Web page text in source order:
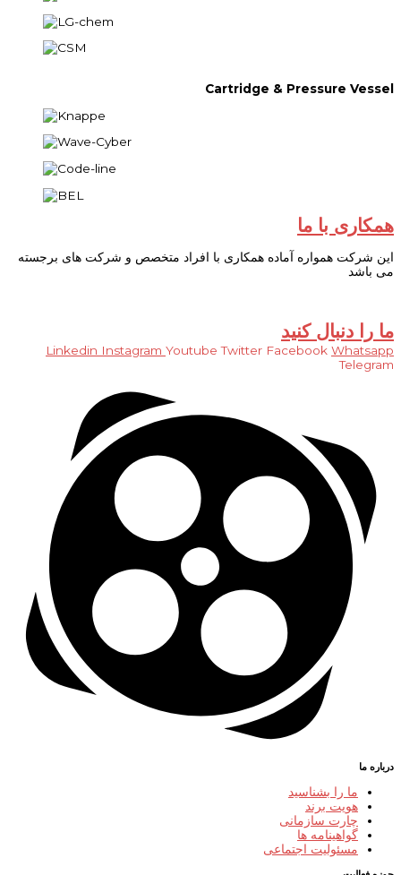
Cartridge & Pressure Vessel
همکاری با ما
این شرکت همواره آماده همکاری با افراد متخصص و شرکت های برجسته
می باشد
ما را دنبال کنید
Linkedin Instagram Youtube Twitter Facebook Whatsapp
Telegram
درباره ما
ما را بشناسید
هویت برند
چارت سازمانی
گواهینامه ها
مسئولیت اجتماعی